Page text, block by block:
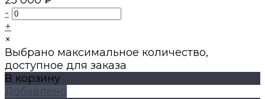
-
+
×
Выбрано максимальное количество,
доступное для заказа
В корзину
Добавлено